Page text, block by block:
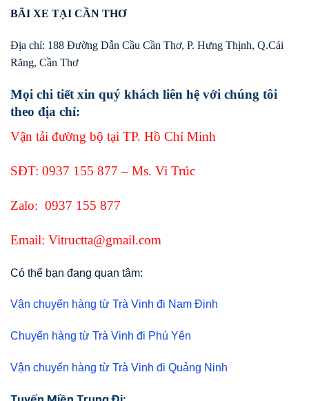
BÃI XE TẠI CẦN THƠ
Địa chỉ: 188 Đường Dẫn Cầu Cần Thơ, P. Hưng Thịnh, Q.Cái
Răng, Cần Thơ
Mọi chi tiết xin quý khách liên hệ với chúng tôi
theo địa chỉ:
Vận tải đường bộ tại TP. Hồ Chí Minh
SĐT: 0937 155 877 – Ms. Vi Trúc
Zalo: 0937 155 877
Email: Vitructta@gmail.com
Có thể bạn đang quan tâm:
Vận chuyển hàng từ Trà Vinh đi Nam Định
Chuyển hàng từ Trà Vinh đi Phú Yên
Vận chuyển hàng từ Trà Vinh đi Quảng Ninh